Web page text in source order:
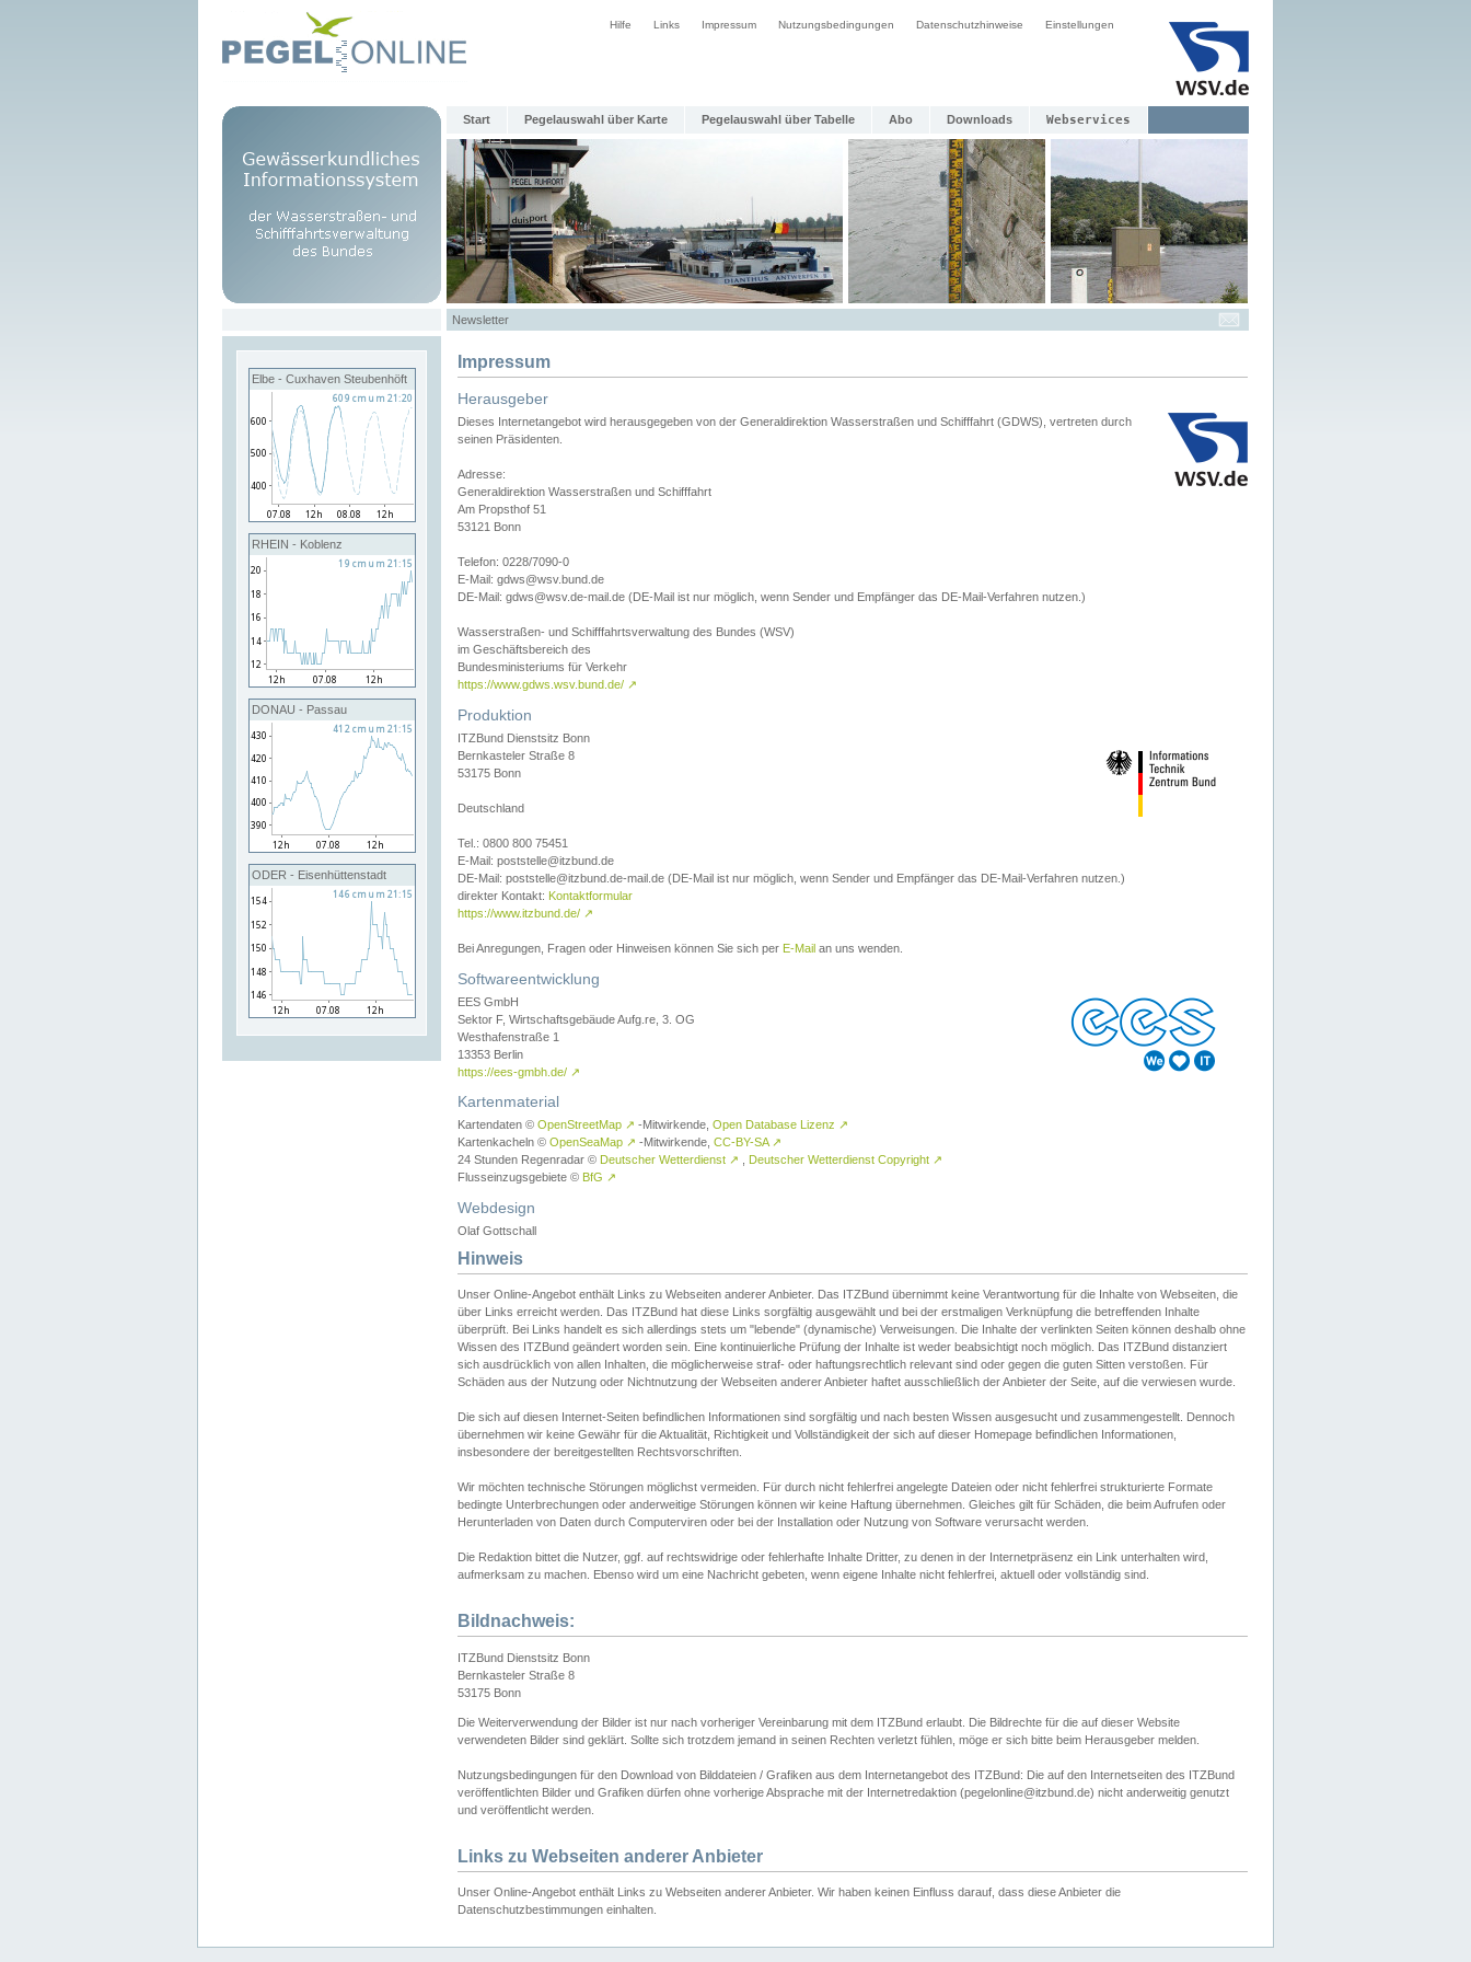
Hilfe Links Impressum Nutzungsbedingungen Datenschutzhinweise Einstellungen
Start Pegelauswahl über Karte Pegelauswahl über Tabelle Abo Downloads Webservices
Newsletter
Elbe - Cuxhaven Steubenhöft
RHEIN - Koblenz
DONAU - Passau
ODER - Eisenhüttenstadt
Impressum
Herausgeber
Dieses Internetangebot wird herausgegeben von der Generaldirektion Wasserstraßen und Schifffahrt (GDWS), vertreten durch
seinen Präsidenten.
Adresse:
Generaldirektion Wasserstraßen und Schifffahrt
Am Propsthof 51
53121 Bonn
Telefon: 0228/7090-0
E-Mail: gdws@wsv.bund.de
DE-Mail: gdws@wsv.de-mail.de (DE-Mail ist nur möglich, wenn Sender und Empfänger das DE-Mail-Verfahren nutzen.)
Wasserstraßen- und Schifffahrtsverwaltung des Bundes (WSV)
im Geschäftsbereich des
Bundesministeriums für Verkehr
https://www.gdws.wsv.bund.de/ ↗
Produktion
ITZBund Dienstsitz Bonn
Bernkasteler Straße 8
53175 Bonn
Deutschland
Tel.: 0800 800 75451
E-Mail: poststelle@itzbund.de
DE-Mail: poststelle@itzbund.de-mail.de (DE-Mail ist nur möglich, wenn Sender und Empfänger das DE-Mail-Verfahren nutzen.)
direkter Kontakt: Kontaktformular
https://www.itzbund.de/ ↗
Bei Anregungen, Fragen oder Hinweisen können Sie sich per E-Mail an uns wenden.
Softwareentwicklung
EES GmbH
Sektor F, Wirtschaftsgebäude Aufg.re, 3. OG
Westhafenstraße 1
13353 Berlin
https://ees-gmbh.de/ ↗
Kartenmaterial
Kartendaten © OpenStreetMap ↗ -Mitwirkende, Open Database Lizenz ↗
Kartenkacheln © OpenSeaMap ↗ -Mitwirkende, CC-BY-SA ↗
24 Stunden Regenradar © Deutscher Wetterdienst ↗ Deutscher Wetterdienst Copyright ↗
Flusseinzugsgebiete © BfG ↗
Webdesign
Olaf Gottschall
Hinweis
Unser Online-Angebot enthält Links zu Webseiten anderer Anbieter. Das ITZBund übernimmt keine Verantwortung für die Inhalte von Webseiten, die
über Links erreicht werden. Das ITZBund hat diese Links sorgfältig ausgewählt und bei der erstmaligen Verknüpfung die betreffenden Inhalte
überprüft. Bei Links handelt es sich allerdings stets um "lebende" (dynamische) Verweisungen. Die Inhalte der verlinkten Seiten können deshalb ohne
Wissen des ITZBund geändert worden sein. Eine kontinuierliche Prüfung der Inhalte ist weder beabsichtigt noch möglich. Das ITZBund distanziert
sich ausdrücklich von allen Inhalten, die möglicherweise straf- oder haftungsrechtlich relevant sind oder gegen die guten Sitten verstoßen. Für
Schäden aus der Nutzung oder Nichtnutzung der Webseiten anderer Anbieter haftet ausschließlich der Anbieter der Seite, auf die verwiesen wurde.
Die sich auf diesen Internet-Seiten befindlichen Informationen sind sorgfältig und nach besten Wissen ausgesucht und zusammengestellt. Dennoch
übernehmen wir keine Gewähr für die Aktualität, Richtigkeit und Vollständigkeit der sich auf dieser Homepage befindlichen Informationen,
insbesondere der bereitgestellten Rechtsvorschriften.
Wir möchten technische Störungen möglichst vermeiden. Für durch nicht fehlerfrei angelegte Dateien oder nicht fehlerfrei strukturierte Formate
bedingte Unterbrechungen oder anderweitige Störungen können wir keine Haftung übernehmen. Gleiches gilt für Schäden, die beim Aufrufen oder
Herunterladen von Daten durch Computerviren oder bei der Installation oder Nutzung von Software verursacht werden.
Die Redaktion bittet die Nutzer, ggf. auf rechtswidrige oder fehlerhafte Inhalte Dritter, zu denen in der Internetpräsenz ein Link unterhalten wird,
aufmerksam zu machen. Ebenso wird um eine Nachricht gebeten, wenn eigene Inhalte nicht fehlerfrei, aktuell oder vollständig sind.
Bildnachweis:
ITZBund Dienstsitz Bonn
Bernkasteler Straße 8
53175 Bonn
Die Weiterverwendung der Bilder ist nur nach vorheriger Vereinbarung mit dem ITZBund erlaubt. Die Bildrechte für die auf dieser Website
verwendeten Bilder sind geklärt. Sollte sich trotzdem jemand in seinen Rechten verletzt fühlen, möge er sich bitte beim Herausgeber melden.
Nutzungsbedingungen für den Download von Bilddateien / Grafiken aus dem Internetangebot des ITZBund: Die auf den Internetseiten des ITZBund
veröffentlichten Bilder und Grafiken dürfen ohne vorherige Absprache mit der Internetredaktion (pegelonline@itzbund.de) nicht anderweitig genutzt
und veröffentlicht werden.
Links zu Webseiten anderer Anbieter
Unser Online-Angebot enthält Links zu Webseiten anderer Anbieter. Wir haben keinen Einfluss darauf, dass diese Anbieter die
Datenschutzbestimmungen einhalten.